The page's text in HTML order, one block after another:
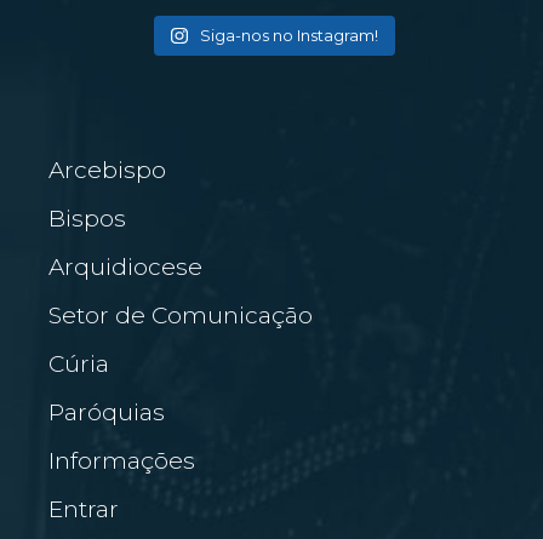
Siga-nos no Instagram!
Arcebispo
Bispos
Arquidiocese
Setor de Comunicação
Cúria
Paróquias
Informações
Entrar